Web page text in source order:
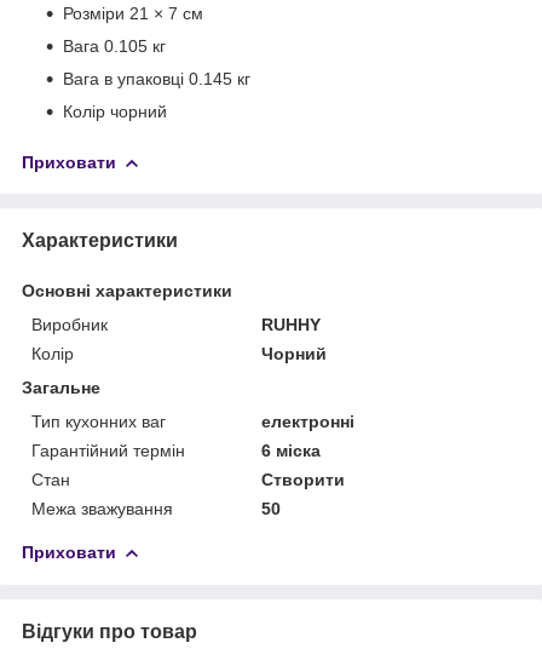
Розміри 21 × 7 см
Вага 0.105 кг
Вага в упаковці 0.145 кг
Колір чорний
Приховати
Характеристики
Основні характеристики
Виробник
RUHHY
Колір
Чорний
Загальне
Тип кухонних ваг
електронні
Гарантійний термін
6 міска
Стан
Створити
Межа зважування
50
Приховати
Відгуки про товар